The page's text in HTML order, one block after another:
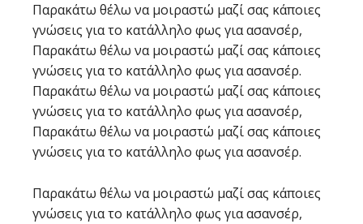
Παρακάτω θέλω να μοιραστώ μαζί σας κάποιες
γνώσεις για το κατάλληλο φως για ασανσέρ,
Παρακάτω θέλω να μοιραστώ μαζί σας κάποιες
γνώσεις για το κατάλληλο φως για ασανσέρ.
Παρακάτω θέλω να μοιραστώ μαζί σας κάποιες
γνώσεις για το κατάλληλο φως για ασανσέρ,
Παρακάτω θέλω να μοιραστώ μαζί σας κάποιες
γνώσεις για το κατάλληλο φως για ασανσέρ.
Παρακάτω θέλω να μοιραστώ μαζί σας κάποιες
γνώσεις για το κατάλληλο φως για ασανσέρ,